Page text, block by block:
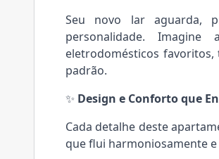
Seu novo lar aguarda,
personalidade.
eletrodomésticos
padrão.
✨ Design e Conforto que
Cada detalhe deste
que flui harmoniosamente